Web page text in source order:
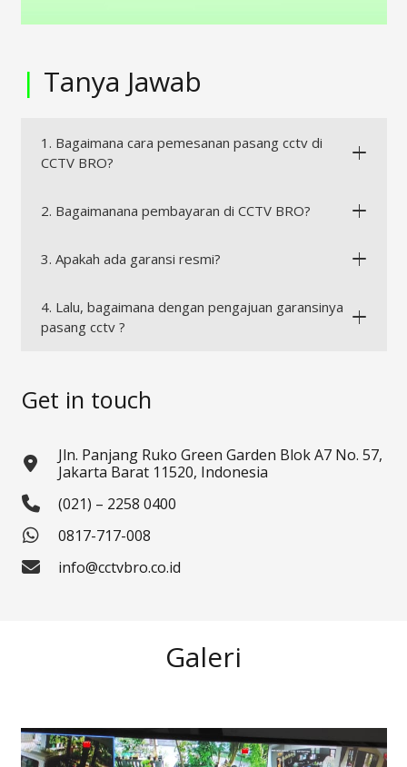
| Tanya Jawab
1. Bagaimana cara pemesanan pasang cctv di
CCTV BRO?
2. Bagaimanana pembayaran di CCTV BRO?
3. Apakah ada garansi resmi?
4. Lalu, bagaimana dengan pengajuan garansinya
pasang cctv ?
Get in touch
Jln. Panjang Ruko Green Garden Blok A7 No. 57,
Jakarta Barat 11520, Indonesia
(021) – 2258 0400
0817-717-008
info@cctvbro.co.id
Galeri